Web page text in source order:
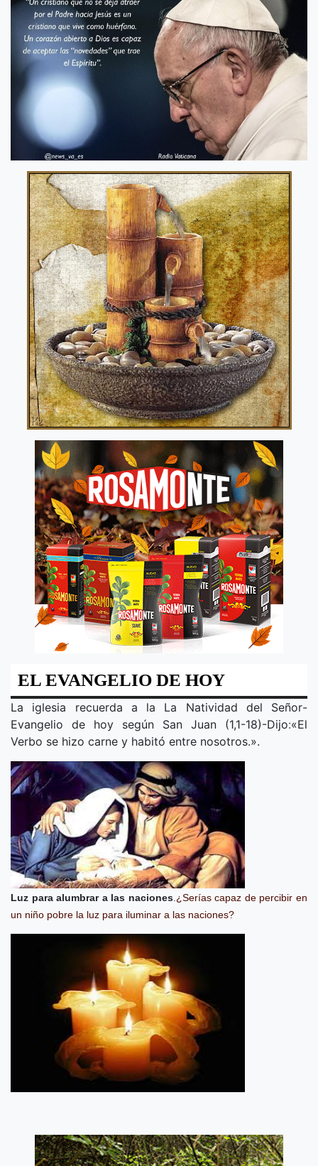
EL EVANGELIO DE HOY
La iglesia recuerda a la La Natividad del Señor-
Evangelio de hoy según San Juan (1,1-18)-Dijo:«El
Verbo se hizo carne y habitó entre nosotros.».
Luz para alumbrar a las naciones. ¿Serías capaz de percibir en
un niño pobre la luz para iluminar a las naciones?